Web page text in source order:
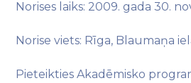
Norises laiks: 2009. gada 30.
Norise viets: Rīga, Blaumaņa
Pieteikties Akadēmisko